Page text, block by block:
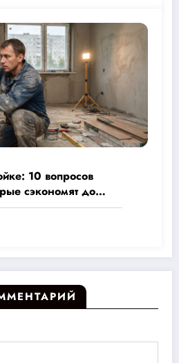
10 вопросов
сэкономят до
от головной